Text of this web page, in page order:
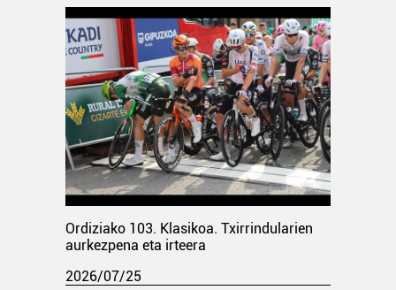
Ordiziako 103. Klasikoa. Txirrindularien
aurkezpena eta irteera
2026/07/25